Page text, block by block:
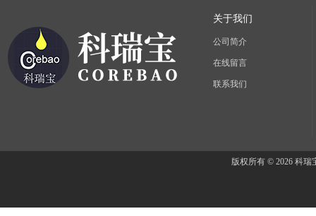
关于我们
公司简介
在线留言
联系我们
版权所有 © 2026 科